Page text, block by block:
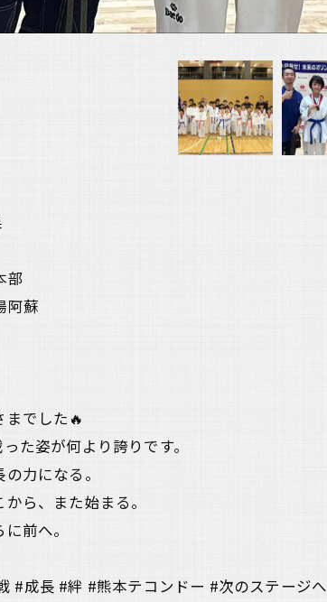
部
阿蘇
でした🔥
た姿が何より誇りです。
力になる。
ら、また始まる。
前へ。
#成長 #絆 #熊本テコンドー #次のステージへ